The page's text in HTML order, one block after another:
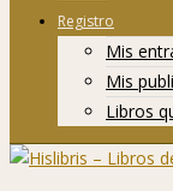
Registro
Mis
Mis
Libros